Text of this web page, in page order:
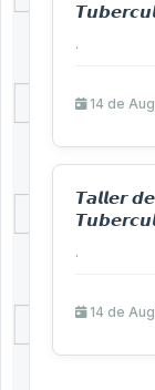
.
14 de
𝙏𝙖𝙡𝙡𝙚𝙧
.
14 de